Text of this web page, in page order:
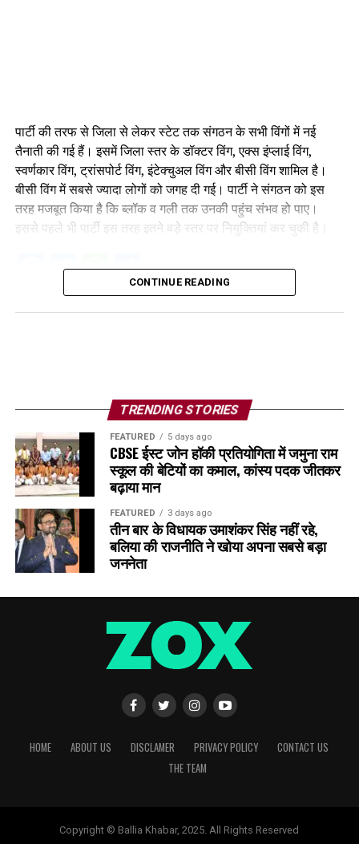
पार्टी की तरफ से जिला से लेकर स्टेट तक संगठन के सभी विंगों में नई
तैनाती की गई हैं। इसमें जिला स्तर के डॉक्टर विंग, एक्स इंप्लाई विंग,
स्वर्णकार विंग, ट्रांसपोर्ट विंग, इंटेक्चुअल विंग और बीसी विंग शामिल है।
बीसी विंग में सबसे ज्यादा लोगों को जगह दी गई। पार्टी ने संगठन को इस
तरह मजबूत किया है कि ब्लॉक व गली तक उनकी पहुंच संभव हो पाए।
इससे पहले भी पार्टी इस तरह इतने बड़े स्तर पर नियुक्तियां कर चुकी है।
Facebook
Twitter
WhatsApp
Share
CONTINUE READING
TRENDING STORIES
FEATURED 5 days ago
CBSE ईस्ट जोन हॉकी प्रतियोगिता में जमुना राम
स्कूल की बेटियों का कमाल, कांस्य पदक जीतकर
बढ़ाया मान
FEATURED 3 days ago
तीन बार के विधायक उमाशंकर सिंह नहीं रहे,
बलिया की राजनीति ने खोया अपना सबसे बड़ा
जननेता
HOME ABOUT US DISCLAMER PRIVACY POLICY
CONTACT US
THE TEAM
Copyright © Ballia Khabar, 2025. All Rights Reserved